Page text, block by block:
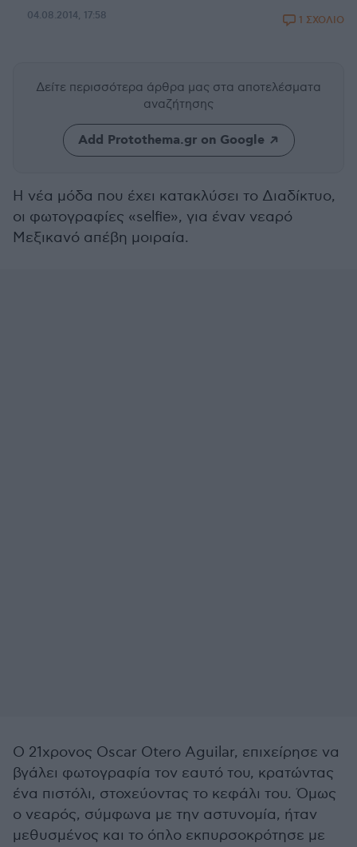
04.08.2014, 17:58 1 ΣΧΟΛΙΟ
Δείτε περισσότερα άρθρα μας στα αποτελέσματα
αναζήτησης
Add Protothema.gr on Google
Η νέα μόδα που έχει κατακλύσει το Διαδίκτυο,
οι φωτογραφίες «selfie», για έναν νεαρό
Μεξικανό απέβη μοιραία.
Ο 21χρονος Oscar Otero Aguilar, επιχείρησε να
βγάλει φωτογραφία τον εαυτό του, κρατώντας
ένα πιστόλι, στοχεύοντας το κεφάλι του. Όμως
ο νεαρός, σύμφωνα με την αστυνομία, ήταν
μεθυσμένος και το όπλο εκπυρσοκρότησε με